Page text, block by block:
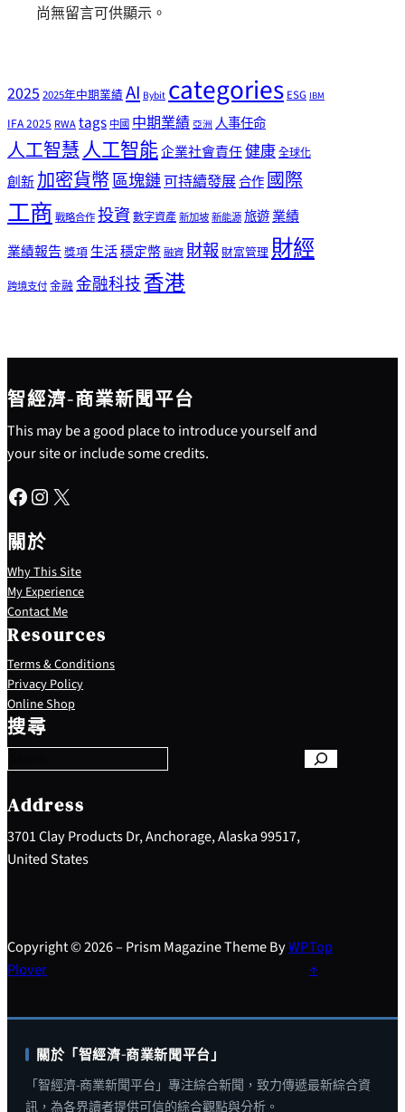
尚無留言可供顯示。
2025 2025年中期業績AI Bybitcategories ESG IBM
IFA 2025 RWAtags 中國 中期業績 亞洲 人事任命
人工智慧人工智能企業社會責任健康全球化
創新加密貨幣區塊鏈可持續發展合作國際
工商 戰略合作投資數字資產新加坡新能源旅遊業績
業績報告 獎項生活穩定幣融資 財報 財富管理 財經
跨境支付金融 金融科技 香港
智經濟-商業新聞平台
This may be a good place to introduce yourself and
your site or include some credits.
Facebook Instagram X
關於
Why This Site
My Experience
Contact Me
Resources
Terms & Conditions
Privacy Policy
Online Shop
搜尋
S
e
a
c
h
Address
3701 Clay Products Dr, Anchorage, Alaska 99517,
United States
Copyright © 2026 – Prism Magazine Theme ByWP
Plover
Top
↑
關於「智經濟-商業新聞平台」
「智經濟-商業新聞平台」專注綜合新聞，致力傳遞最新綜合資
訊，為各界讀者提供可信的綜合觀點與分析。